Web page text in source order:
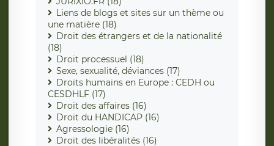
Liens de blogs et sites sur un thème ou
une matière (18)
Droit des étrangers et de la nationalité
(18)
Droit processuel (18)
Sexe, sexualité, déviances (17)
Droits humains en Europe : CEDH ou
CESDHLF (17)
Droit des affaires (16)
Droit du HANDICAP (16)
Agressologie (16)
Droit des libéralités (16)